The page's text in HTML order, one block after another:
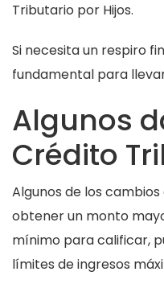
Tributario por Hijos.
Si necesita un respiro
fundamental para
Algunos
Crédito
Algunos de los
obtener un monto
mínimo para calificar,
límites de ingresos